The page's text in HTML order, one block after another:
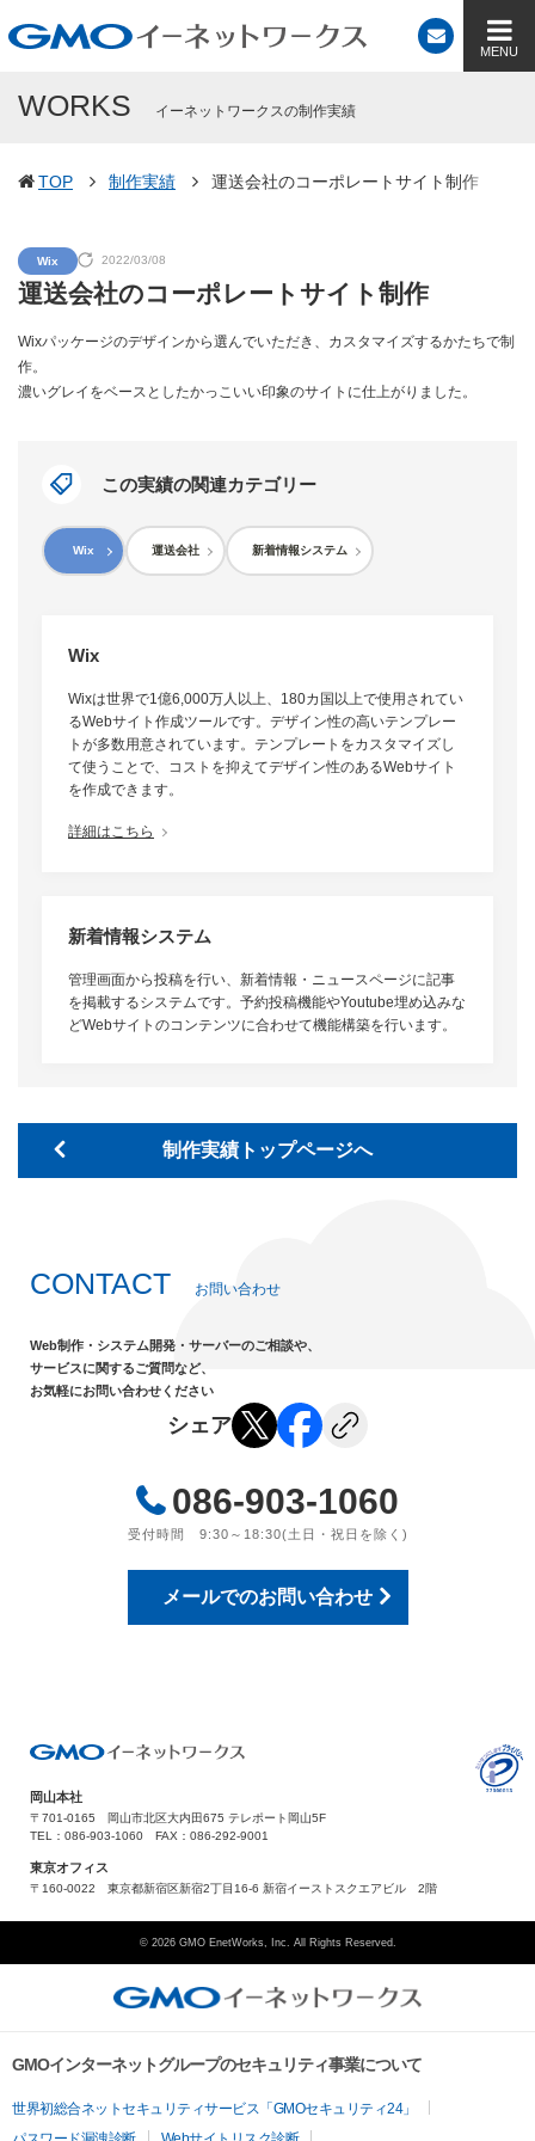
WORKS イーネットワークスの制作実績
TOP 制作実績 運送会社のコーポレートサイト制作
Wix 2022/03/08
運送会社のコーポレートサイト制作
Wixパッケージのデザインから選んでいただき、カスタマイズするかたちで制
作。
濃いグレイをベースとしたかっこいい印象のサイトに仕上がりました。
この実績の関連カテゴリー
Wix 運送会社 新着情報システム
Wix
Wixは世界で1億6,000万人以上、180カ国以上で使用されてい
るWebサイト作成ツールです。デザイン性の高いテンプレー
トが多数用意されています。テンプレートをカスタマイズし
て使うことで、コストを抑えてデザイン性のあるWebサイト
を作成できます。
詳細はこちら
新着情報システム
管理画面から投稿を行い、新着情報・ニュースページに記事
を掲載するシステムです。予約投稿機能やYoutube埋め込みな
どWebサイトのコンテンツに合わせて機能構築を行います。
制作実績トップページへ
CONTACT お問い合わせ
Web制作・システム開発・サーバーのご相談や、
サービスに関するご質問など、
お気軽にお問い合わせください
シェア
086-903-1060
受付時間 9:30～18:30(土日・祝日を除く)
メールでのお問い合わせ
岡山本社
〒701-0165 岡山市北区大内田675 テレポート岡山5F
TEL：086-903-1060 FAX：086-292-9001
東京オフィス
〒160-0022 東京都新宿区新宿2丁目16-6 新宿イーストスクエアビル 2階
© 2026 GMO EnetWorks, Inc. All Rights Reserved.
GMOインターネットグループのセキュリティ事業について
世界初総合ネットセキュリティサービス「GMOセキュリティ24」